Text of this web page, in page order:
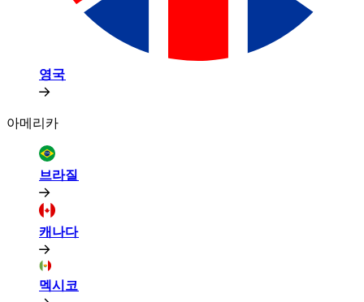
영국​​
아메리카​​
브라질​​
캐나다​​
멕시코​​